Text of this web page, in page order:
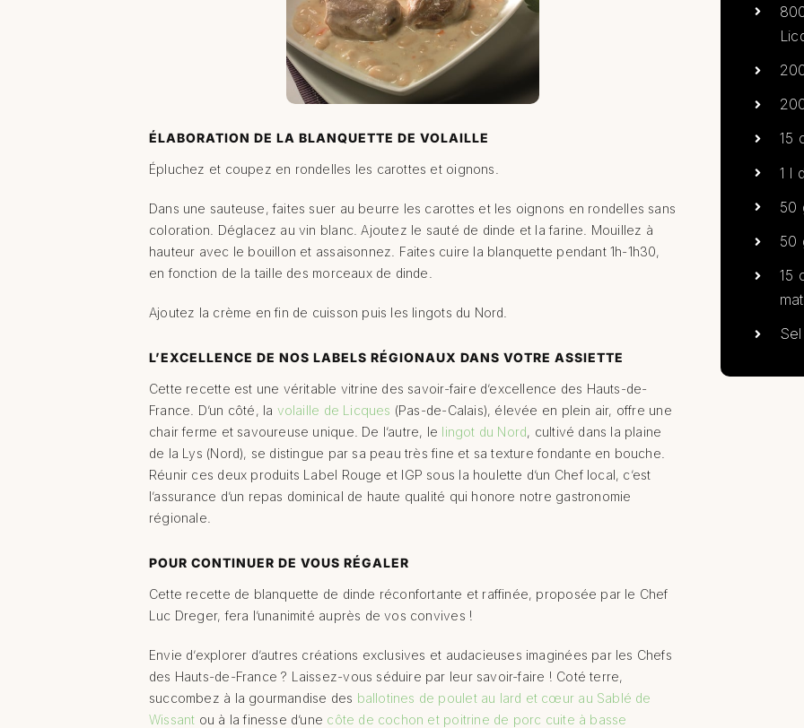
15
1 l
50
50
15
ÉLABORATION DE LA BLANQUETTE DE VOLAILLE
Épluchez et coupez en rondelles les carottes et oignons.
Dans une sauteuse, faites suer au beurre les carottes et les oignons en rondelles sans
coloration. Déglacez au vin blanc. Ajoutez le sauté de dinde et la farine. Mouillez à
hauteur avec le bouillon et assaisonnez. Faites cuire la blanquette pendant 1h-1h30,
en fonction de la taille des morceaux de dinde.
Ajoutez la crème en fin de cuisson puis les lingots du Nord.
L’EXCELLENCE DE NOS LABELS RÉGIONAUX DANS VOTRE ASSIETTE
Cette recette est une véritable vitrine des savoir-faire d’excellence des Hauts-de-
France. D’un côté, la volaille de Licques (Pas-de-Calais), élevée en plein air, offre une
chair ferme et savoureuse unique. De l’autre, le lingot du Nord, cultivé dans la plaine
de la Lys (Nord), se distingue par sa peau très fine et sa texture fondante en bouche.
Réunir ces deux produits Label Rouge et IGP sous la houlette d’un Chef local, c’est
l’assurance d’un repas dominical de haute qualité qui honore notre gastronomie
régionale.
POUR CONTINUER DE VOUS RÉGALER
Cette recette de blanquette de dinde réconfortante et raffinée, proposée par le Chef
Luc Dreger, fera l’unanimité auprès de vos convives !
Envie d’explorer d’autres créations exclusives et audacieuses imaginées par les Chefs
des Hauts-de-France ? Laissez-vous séduire par leur savoir-faire ! Coté terre,
succombez à la gourmandise des ballotines de poulet au lard et cœur au Sablé de
Wissant ou à la finesse d’une côte de cochon et poitrine de porc cuite à basse